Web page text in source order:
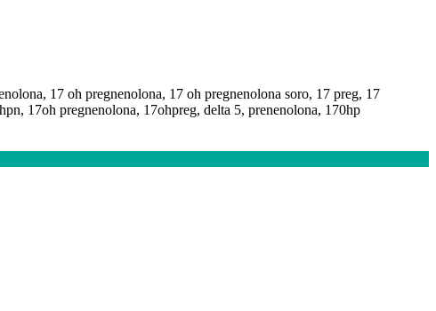
17 oh pregnenolona, 17 oh pregnenolona soro, 17 preg, 17
17oh pregnenolona, 17ohpreg, delta 5, prenenolona, 170hp